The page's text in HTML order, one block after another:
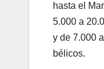
hasta el
5.000 a
y de 7.000
bélicos.